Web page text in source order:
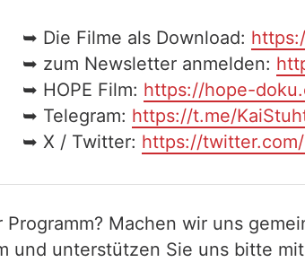
➥ Die Filme als Download:
➥ zum Newsletter anmelden:
➥ HOPE Film: https://hope-
➥ Telegram: https://t.me/
➥ X / Twitter: https://
Machen wir uns
und unterstützen Sie uns bitte